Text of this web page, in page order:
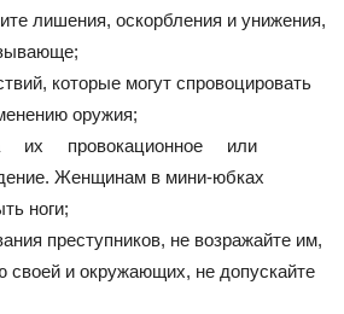
лишения, оскорбления и унижения,
которые могут спровоцировать
оружия;
их провокационное или
Женщинам в мини-юбках
ноги;
преступников, не возражайте им,
своей и окружающих, не допускайте